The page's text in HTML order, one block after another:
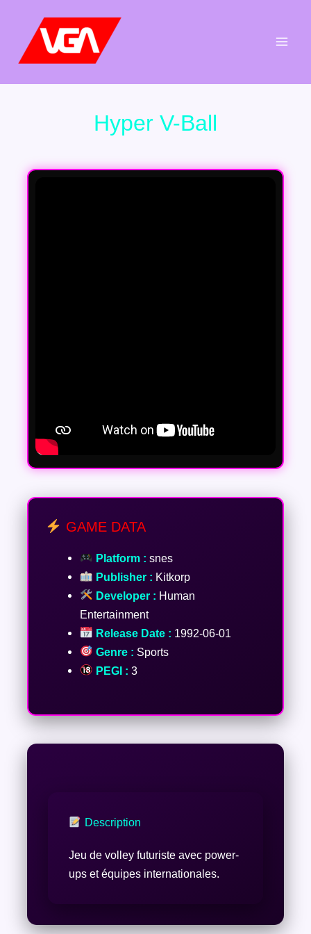
contenu
Hyper V-Ball
GAME DATA
Platform : snes
Publisher : Kitkorp
Developer : Human
Entertainment
Release Date : 1992-06-01
Genre : Sports
PEGI : 3
Description
Jeu de volley futuriste avec power-
ups et équipes internationales.